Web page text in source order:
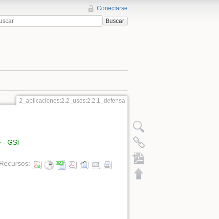
Conectarse
Buscar
2_aplicaciones:2.2_usos:2.2.1_defensa
- GSI
Recursos: